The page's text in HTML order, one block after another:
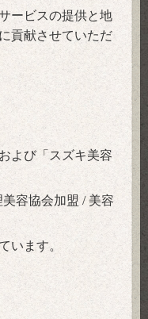
ービスの提供と地
貢献させていただ
よび「スズキ美容
容協会加盟 / 美容
います。